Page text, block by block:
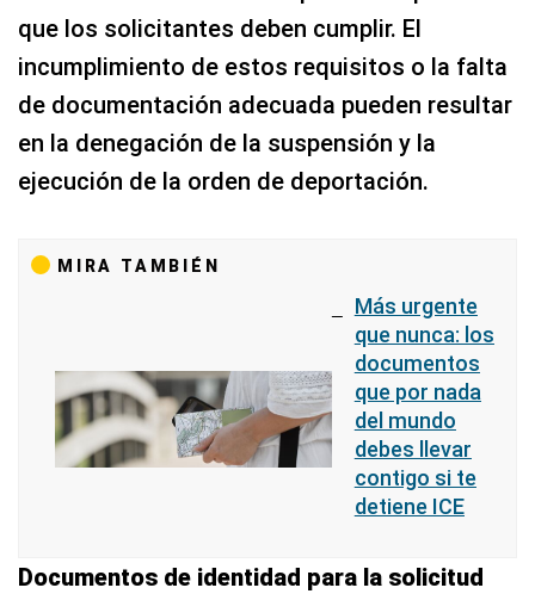
que los solicitantes deben cumplir. El
incumplimiento de estos requisitos o la falta
de documentación adecuada pueden resultar
en la denegación de la suspensión y la
ejecución de la orden de deportación.
MIRA TAMBIÉN
Más urgente
que nunca: los
documentos
que por nada
del mundo
debes llevar
contigo si te
detiene ICE
Documentos de identidad para la solicitud